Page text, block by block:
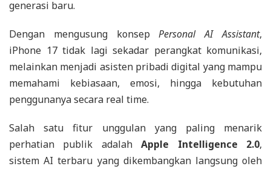
generasi baru.
Dengan mengusung konsepPersonal AI Assistant,
iPhone 17 tidak lagi sekadar perangkat komunikasi,
melainkan menjadi asisten pribadi digital yang mampu
memahami kebiasaan, emosi, hingga kebutuhan
penggunanya secara real time.
Salah satu fitur unggulan yang paling menarik
perhatian publik adalahApple Intelligence 2.0,
sistem AI terbaru yang dikembangkan langsung oleh